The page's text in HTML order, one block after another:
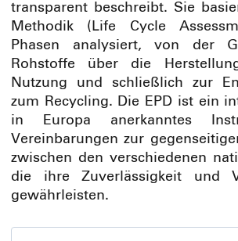
transparent beschreibt. Sie
Methodik (Life Cycle
Phasen analysiert, von der
Rohstoffe über die
Nutzung und schließlich zur
zum Recycling. Die EPD ist ein
in Europa anerkanntes
Vereinbarungen zur
zwischen den verschiedenen
die ihre Zuverlässigkeit und
gewährleisten.